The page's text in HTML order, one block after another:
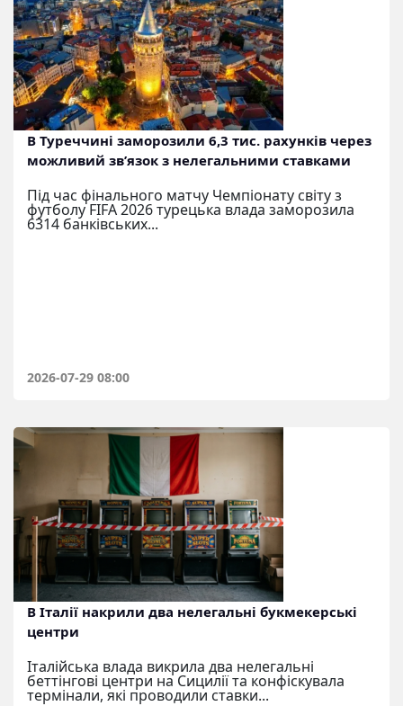
В Туреччині заморозили 6,3 тис. рахунків через
можливий зв’язок з нелегальними ставками
Під час фінального матчу Чемпіонату світу з
футболу FIFA 2026 турецька влада заморозила
6314 банківських...
2026-07-29 08:00
В Італії накрили два нелегальні букмекерські
центри
Італійська влада викрила два нелегальні
беттінгові центри на Сицилії та конфіскувала
термінали, які проводили ставки...